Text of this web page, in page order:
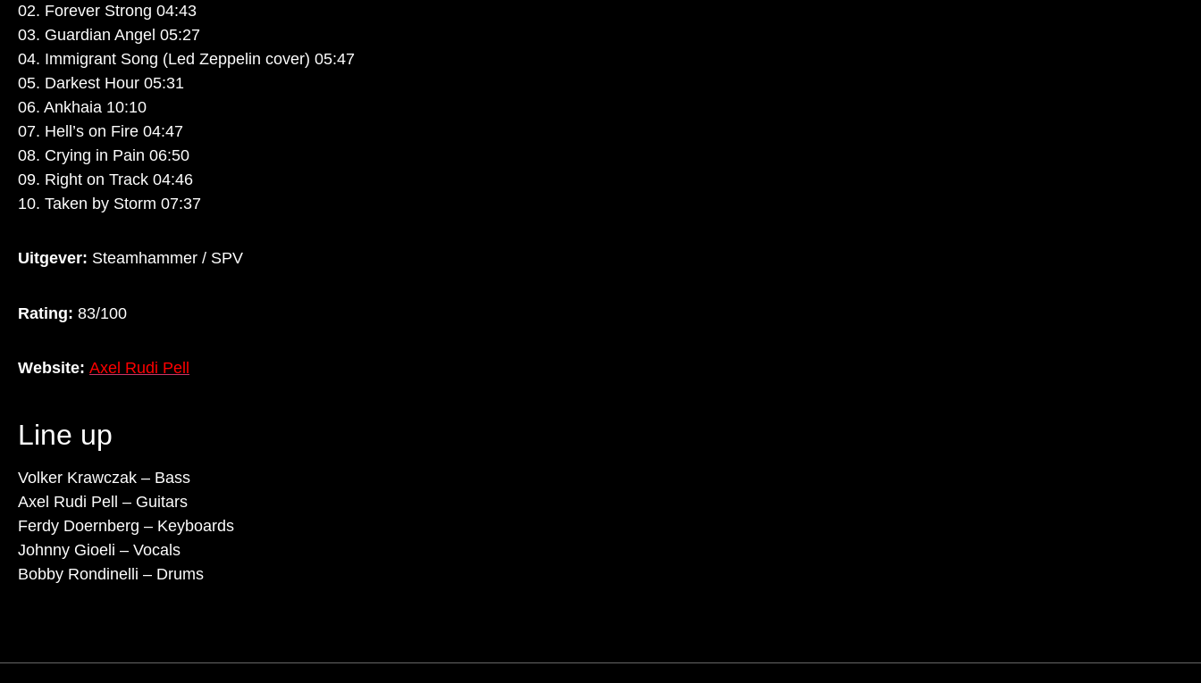
02. Forever Strong 04:43
03. Guardian Angel 05:27
04. Immigrant Song (Led Zeppelin cover) 05:47
05. Darkest Hour 05:31
06. Ankhaia 10:10
07. Hell’s on Fire 04:47
08. Crying in Pain 06:50
09. Right on Track 04:46
10. Taken by Storm 07:37
Uitgever: Steamhammer / SPV
Rating: 83/100
Website: Axel Rudi Pell
Line up
Volker Krawczak – Bass
Axel Rudi Pell – Guitars
Ferdy Doernberg – Keyboards
Johnny Gioeli – Vocals
Bobby Rondinelli – Drums